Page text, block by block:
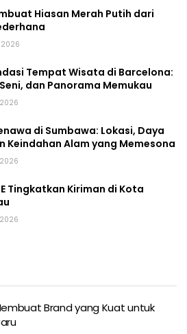
Hiasan Merah Putih dari
2026
Tempat Wisata di Barcelona:
dan Panorama Memukau
di Sumbawa: Lokasi, Daya
Keindahan Alam yang Memesona
Tingkatkan Kiriman di Kota
Brand yang Kuat untuk